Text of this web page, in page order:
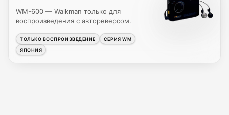
WM-600 — Walkman только для
воспроизведения с автореверсом.
ТОЛЬКО ВОСПРОИЗВЕДЕНИЕ
СЕРИЯ WM
ЯПОНИЯ